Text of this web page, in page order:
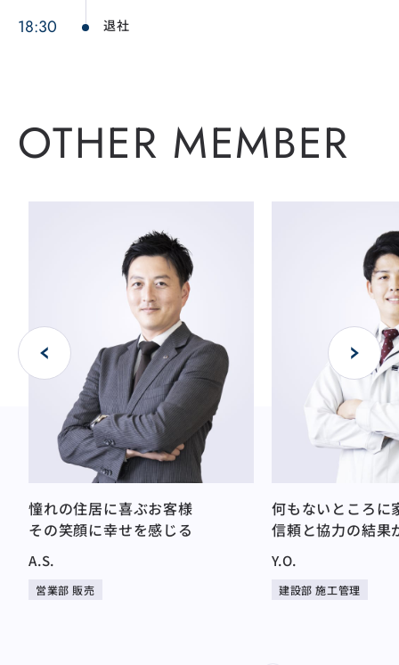
18:30 退社
OTHER MEMBER
憧れの住居に喜ぶお客様
その笑顔に幸せを感じる
A.S.
営業部 販売
何もないところに
信頼と協力の結果
Y.O.
建設部 施工管理